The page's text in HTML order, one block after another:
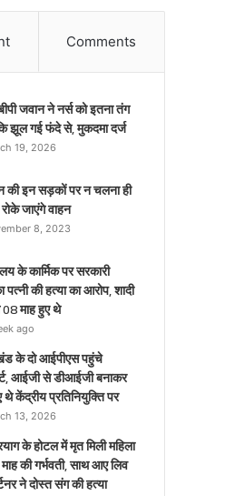
Comments
जवान ने नर्स को इतना तंग
झूल गई फंदे से, मुकदमा दर्ज
19, 2026
इन सड़कों पर न चलना ही
जाएंगे वाहन
8, 2023
के कार्मिक पर सरकारी
पत्नी की हत्या का आरोप, शादी
माह हुए थे
ago
के दो आईपीएस पहुंचे
आईजी से डीआईजी बनाकर
केंद्रीय प्रतिनियुक्ति पर
13, 2026
के होटल में मृत मिली महिला
की गर्भवती, साथ आए लिव
ने दोस्त संग की हत्या